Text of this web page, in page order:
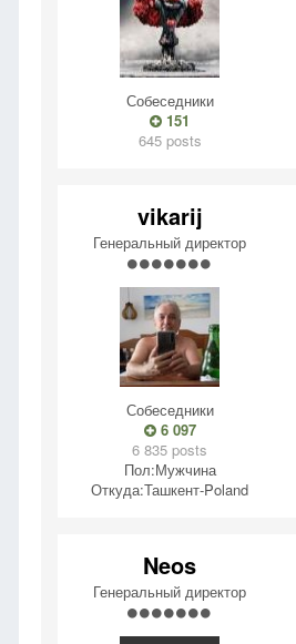
Собеседники
151
645 posts
vikarij
Генеральный директор
Собеседники
6 097
6 835 posts
Пол:Мужчина
Откуда:Ташкент-Poland
Neos
Генеральный директор